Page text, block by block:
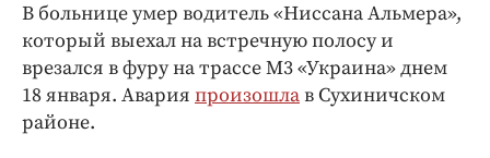
Экономика и бизнес
ПРОЕКТЫ
Блоги
В больнице умер водитель «Ниссана Альмера»,
который выехал на встречную полосу и
врезался в фуру на трассе М3 «Украина» днем
18 января. Авария произошлав Сухиничском
районе.